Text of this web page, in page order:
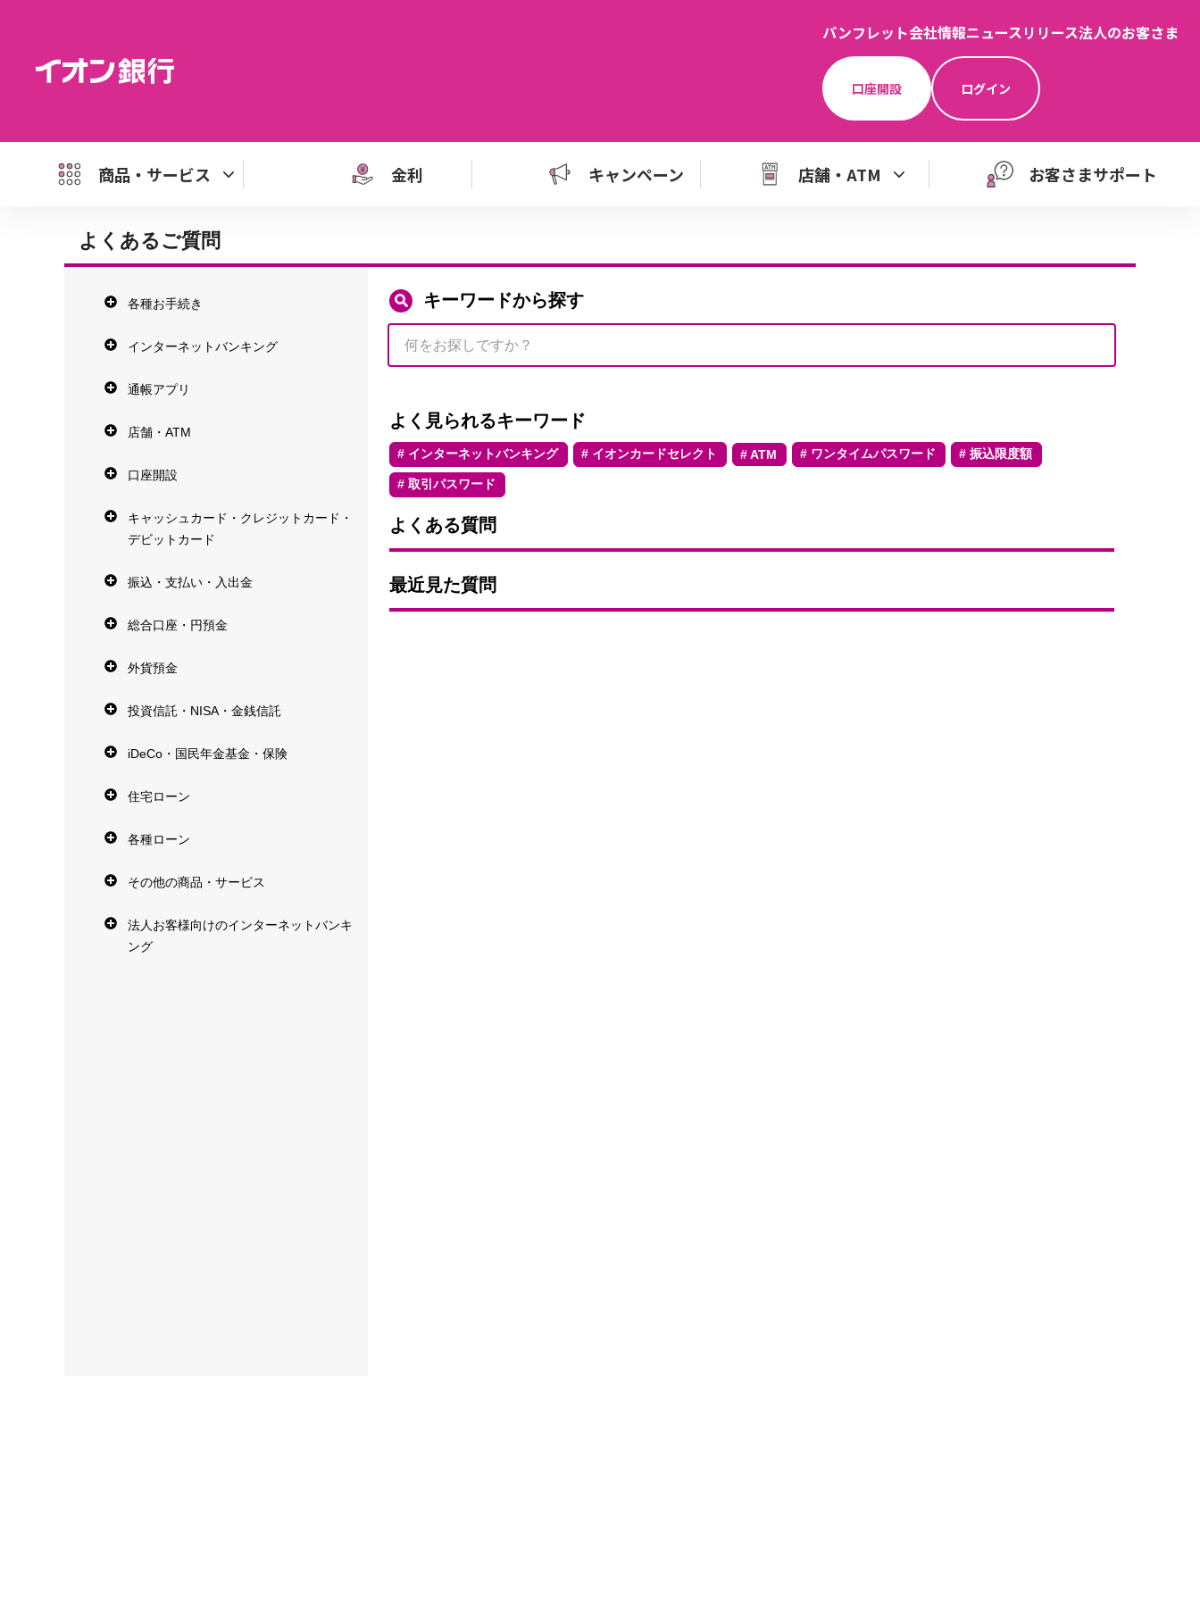
パンフレット会社情報ニュースリリース法人のお客さま
口座開設 ログイン
商品・サービス 金利 キャンペーン 店舗・ATM お客さまサポート
よくあるご質問
各種お手続き
インターネットバンキング
通帳アプリ
店舗・ATM
口座開設
キャッシュカード・クレジットカード・
デビットカード
振込・支払い・入出金
総合口座・円預金
外貨預金
投資信託・NISA・金銭信託
iDeCo・国民年金基金・保険
住宅ローン
各種ローン
その他の商品・サービス
法人お客様向けのインターネットバンキ
ング
キーワードから探す
よく見られるキーワード
インターネットバンキング イオンカードセレクト ATM ワンタイムパスワード 振込限度額
取引パスワード
よくある質問
最近見た質問